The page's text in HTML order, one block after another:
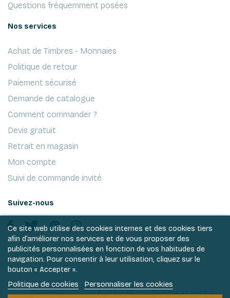
Questions fréquemment posées
Nos services
Achat de Timbres - Monnaies
Politique de retour
Paiement sécurisé
Demande de catalogue
Comment commander ?
Devis gratuit
Retrait en magasin
Mon compte
Suivi de commande invité
Suivez-nous
Ce site web utilise des cookies internes et des cookies tiers
afin d’améliorer nos services et de vous proposer des
publicités personnalisées en fonction de vos habitudes de
navigation. Pour consentir à leur utilisation, cliquez sur le
bouton « Accepter ».
Politique de cookies Personnaliser les cookies
Conditions Politique de Politique en matière